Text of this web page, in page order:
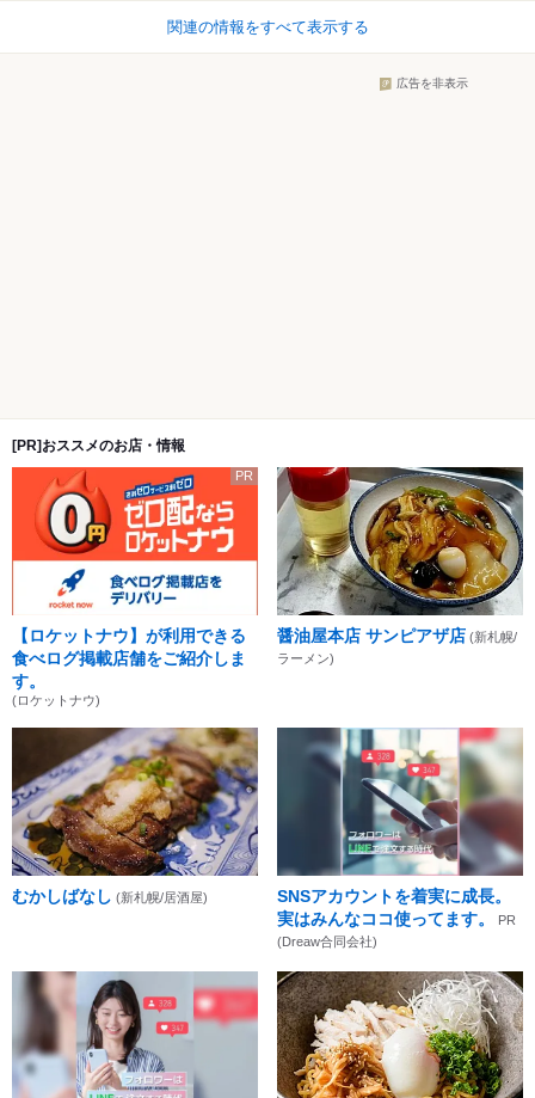
関連の情報をすべて表示する
広告を非表示
[PR]おススメのお店・情報
PR
【ロケットナウ】が利用できる
食べログ掲載店舗をご紹介しま
す。
(ロケットナウ)
醤油屋本店 サンピアザ店 (新札幌/
ラーメン)
むかしばなし (新札幌/居酒屋)
SNSアカウントを着実に成長。
実はみんなココ使ってます。
PR
(Dreaw合同会社)